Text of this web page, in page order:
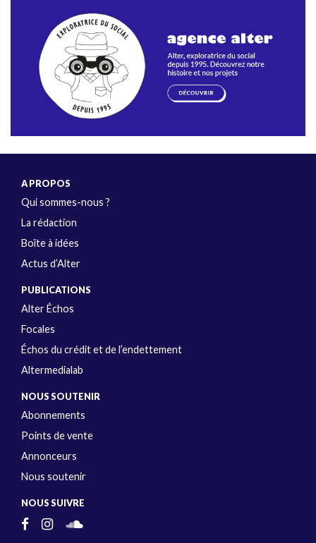
A PROPOS
Qui sommes-nous ?
La rédaction
Boîte à idées
Actus d’Alter
PUBLICATIONS
Alter Échos
Focales
Échos du crédit et de l’endettement
Altermedialab
NOUS SOUTENIR
Abonnements
Points de vente
Annonceurs
Nous soutenir
NOUS SUIVRE